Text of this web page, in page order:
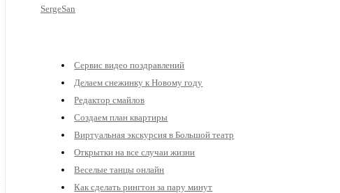
SergeSan
Сервис видео поздравлений
Делаем снежинку к Новому году
Редактор смайлов
Создаем план квартиры
Виртуальная экскурсия в Большой театр
Открытки на все случаи жизни
Веселые танцы онлайн
Как сделать рингтон за пару минут